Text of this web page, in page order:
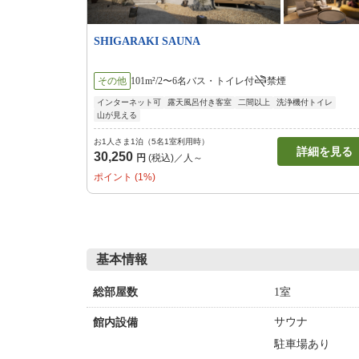
SHIGARAKI SAUNA
その他 101m²/2〜6名バス・トイレ付 禁煙
インターネット可 露天風呂付き客室 二間以上
洗浄機付トイレ
山が見える
お1人さま1泊（5名1室利用時）
30,250 円 (税込)／人～ 詳細を見る
ポイント (1%)
基本情報
総部屋数 1室
館内設備
サウナ
駐車場あり